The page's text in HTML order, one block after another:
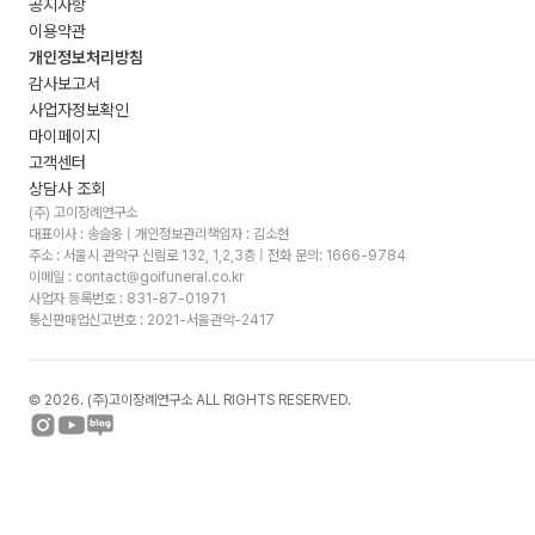
공지사항
이용약관
개인정보처리방침
감사보고서
사업자정보확인
마이페이지
고객센터
상담사 조회
(주) 고이장례연구소
대표이사 : 송슬옹 | 개인정보관리책임자 : 김소현
주소 : 서울시 관악구 신림로 132, 1,2,3층 | 전화 문의: 1666-9784
이메일 : contact@goifuneral.co.kr
사업자 등록번호 : 831-87-01971
통신판매업신고번호 : 2021-서울관악-2417
© 2026. (주)고이장례연구소 ALL RIGHTS RESERVED.